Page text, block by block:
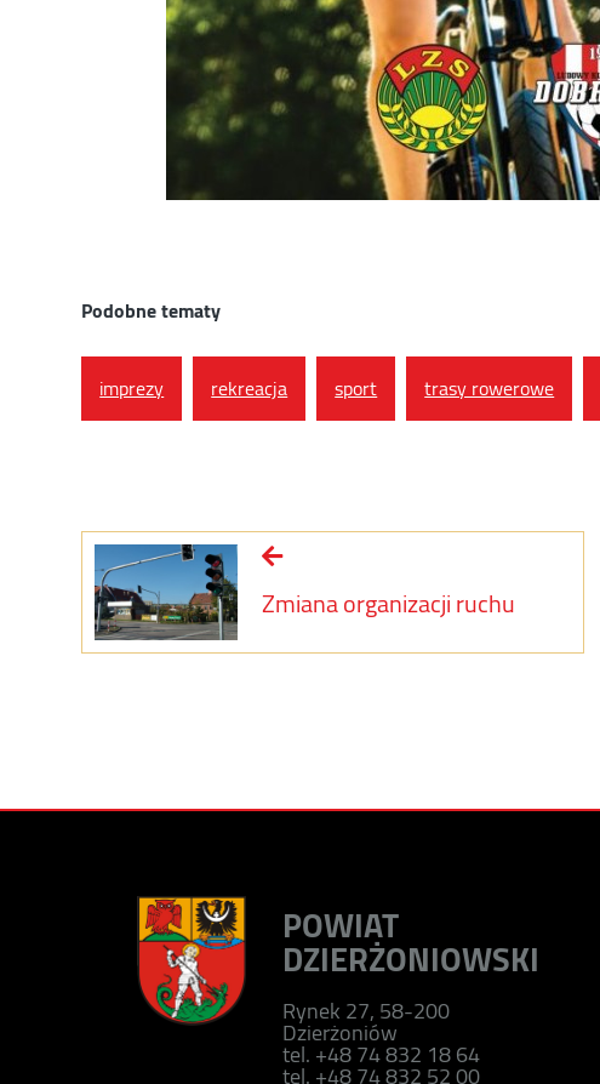
Podobne tematy
imprezy rekreacja sport trasy rowerowe
Zmiana organizacji ruchu
POWIAT
DZIERŻONIOWSKI
Rynek 27, 58-200
Dzierżoniów
tel. +48 74 832 18 64
tel. +48 74 832 52 00